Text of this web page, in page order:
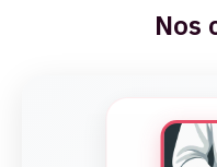
Nos